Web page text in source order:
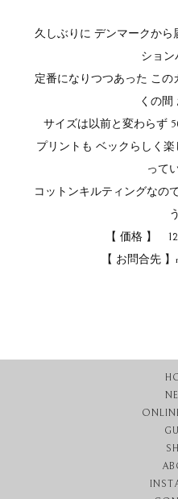
久しぶりに デンマークから
ション
定番になりつつあった こ
くの間
サイズは以前と変わらず
プリントも ベックらしく
って
コットンキルティングなの
【 価格 】
【 お問合先 】